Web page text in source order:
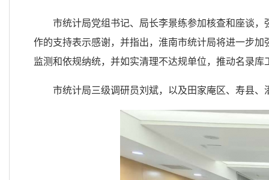
市统计局党组书记、局长李景练参加核查和座谈
作的支持表示感谢，并指出，淮南市统计局将进一步
监测和依规纳统，并如实清理不达规单位，推动名录
市统计局三级调研员刘斌，以及田家庵区、寿县